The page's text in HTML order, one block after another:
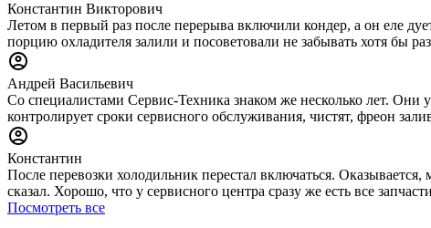
Константин Викторович
Летом в первый раз после перерыва включили кондер, а он еле
порцию охладителя залили и посоветовали не забывать хотя бы
Андрей Васильевич
Со специалистами Сервис-Техника знаком же несколько лет. Они
контролирует сроки сервисного обслуживания, чистят, фреон
Константин
После перевозки холодильник перестал включаться.
сказал. Хорошо, что у сервисного центра сразу же есть все
Посмотреть все